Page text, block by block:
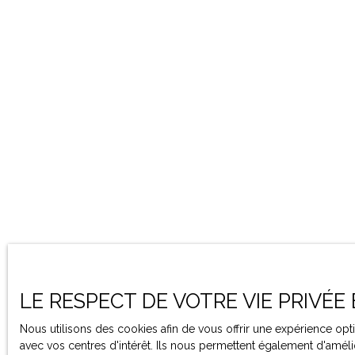
LE RESPECT DE VOTRE VIE
Nous utilisons des cookies afin de vous offrir une expérience
avec vos centres d'intérêt. Ils nous permettent également